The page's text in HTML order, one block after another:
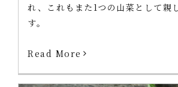
れ、これもまた1つの山菜として親
す。
Read More